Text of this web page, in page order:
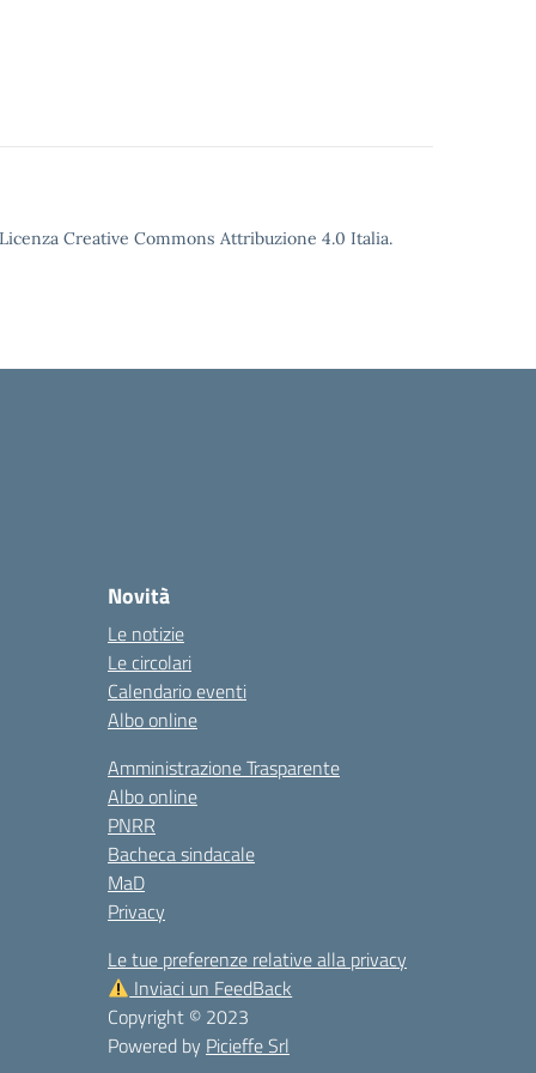
Creative Commons Attribuzione 4.0 Italia.
Novità
Le notizie
Le circolari
Calendario eventi
Albo online
Amministrazione Trasparente
Albo online
PNRR
Bacheca sindacale
MaD
Privacy
Le tue preferenze relative alla privacy
Inviaci un FeedBack
Copyright © 2023
Powered by Picieffe Srl